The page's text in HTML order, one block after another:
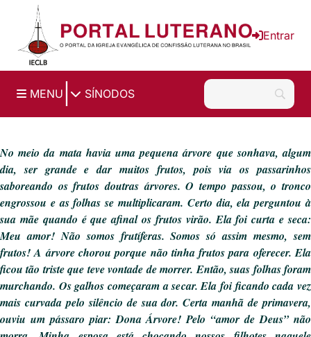
Ir para o conteúdo principal
Entrar
MENU SÍNODOS
No meio da mata havia uma pequena árvore que sonhava, algum
dia, ser grande e dar muitos frutos, pois via os passarinhos
saboreando os frutos doutras árvores. O tempo passou, o tronco
engrossou e as folhas se multiplicaram. Certo dia, ela perguntou à
sua mãe quando é que afinal os frutos virão. Ela foi curta e seca:
Meu amor! Não somos frutíferas. Somos só assim mesmo, sem
frutos! A árvore chorou porque não tinha frutos para oferecer. Ela
ficou tão triste que teve vontade de morrer. Então, suas folhas foram
murchando. Os galhos começaram a secar. Ela foi ficando cada vez
mais curvada pelo silêncio de sua dor. Certa manhã de primavera,
ouviu um pássaro piar: Dona Árvore! Pelo “amor de Deus” não